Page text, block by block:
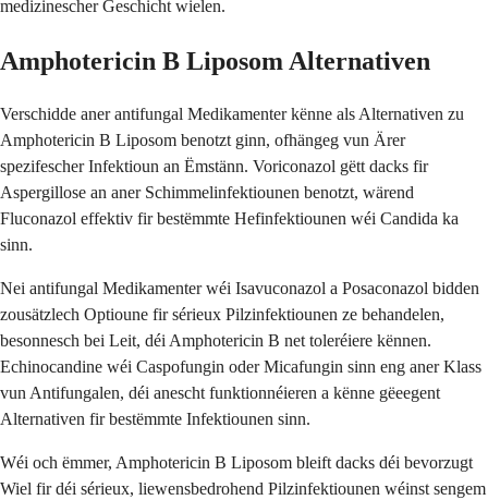
medizinescher Geschicht wielen.
Amphotericin B Liposom Alternativen
Verschidde aner antifungal Medikamenter kënne als Alternativen zu
Amphotericin B Liposom benotzt ginn, ofhängeg vun Ärer
spezifescher Infektioun an Ëmstänn. Voriconazol gëtt dacks fir
Aspergillose an aner Schimmelinfektiounen benotzt, wärend
Fluconazol effektiv fir bestëmmte Hefinfektiounen wéi Candida ka
sinn.
Nei antifungal Medikamenter wéi Isavuconazol a Posaconazol bidden
zousätzlech Optioune fir sérieux Pilzinfektiounen ze behandelen,
besonnesch bei Leit, déi Amphotericin B net toleréiere kënnen.
Echinocandine wéi Caspofungin oder Micafungin sinn eng aner Klass
vun Antifungalen, déi anescht funktionnéieren a kënne gëeegent
Alternativen fir bestëmmte Infektiounen sinn.
Wéi och ëmmer, Amphotericin B Liposom bleift dacks déi bevorzugt
Wiel fir déi sérieux, liewensbedrohend Pilzinfektiounen wéinst sengem